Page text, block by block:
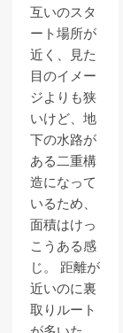
互いのスタ
ート場所が
近く、見た
目のイメー
ジよりも狭
いけど、地
下の水路が
ある二重構
造になって
いるため、
面積はけっ
こうある感
じ。 距離が
近いのに裏
取りルート